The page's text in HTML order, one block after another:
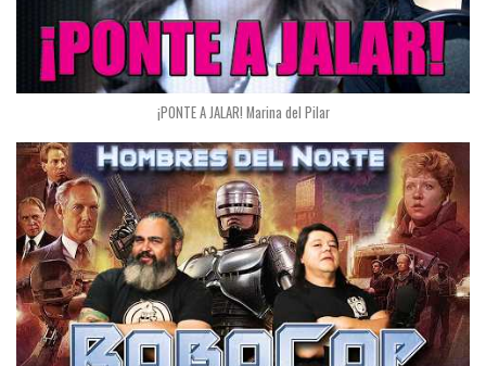
¡PONTE A JALAR! Marina del Pilar